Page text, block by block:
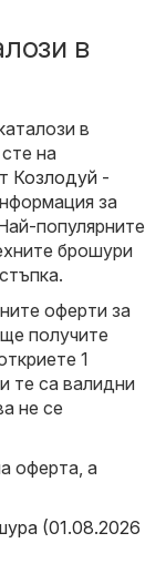
в
в
на
Козлодуй -
за
популярните
брошури
оферти за
получите
1
те са валидни
не се
оферта, а
(01.08.2026